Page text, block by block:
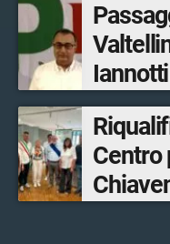
opere
Centro